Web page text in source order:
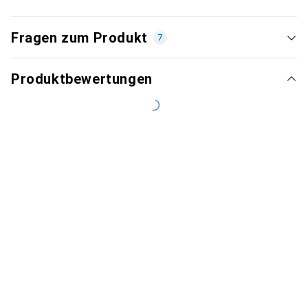
Fragen zum Produkt 7
Produktbewertungen